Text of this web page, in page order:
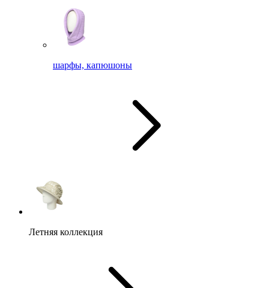
шарфы, капюшоны
Летняя коллекция